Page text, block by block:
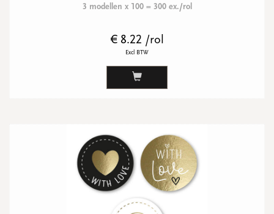
3 modellen x 100 = 300 ex./rol
€ 8.22 /rol
Excl BTW